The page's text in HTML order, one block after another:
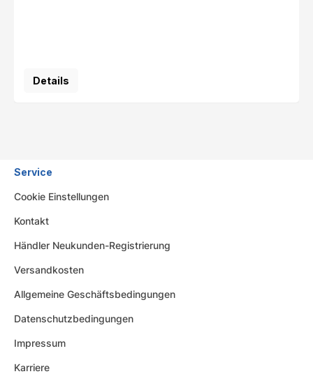
Details
Service
Cookie Einstellungen
Kontakt
Händler Neukunden-Registrierung
Versandkosten
Allgemeine Geschäftsbedingungen
Datenschutzbedingungen
Impressum
Karriere